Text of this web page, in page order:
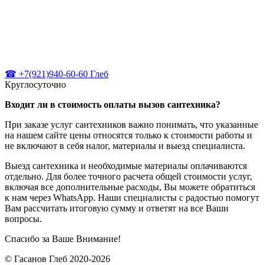
☎ +7(921)940-60-60 Глеб
Круглосуточно
Входит ли в стоимость оплаты вызов сантехника?
При заказе услуг сантехников важно понимать, что указанные
на нашем сайте цены относятся только к стоимости работы и
не включают в себя налог, материалы и выезд специалиста.
Выезд сантехника и необходимые материалы оплачиваются
отдельно. Для более точного расчета общей стоимости услуг,
включая все дополнительные расходы, Вы можете обратиться
к нам через WhatsApp. Наши специалисты с радостью помогут
Вам рассчитать итоговую сумму и ответят на все Ваши
вопросы.
Спасибо за Ваше Внимание!
© Гасанов Глеб 2020-2026